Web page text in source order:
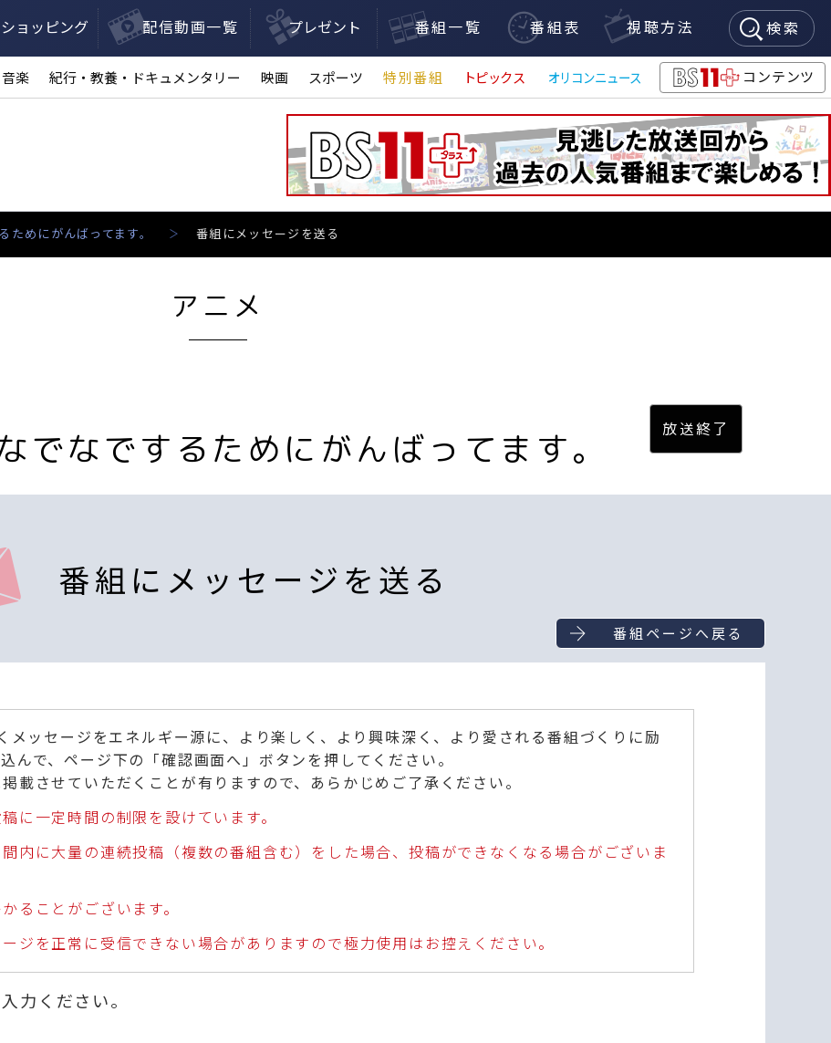
ショッピング 配信動画一覧 プレゼント 番組一覧 番組表 視聴方法 検索
楽 紀行・教養・ドキュメンタリー 映画 スポーツ 特別番組 トピックス
オリコンニュース
BS11+
コンテンツ
ためにがんばってます。 番組にメッセージを送る
アニメ
でなでするためにがんばってます。
番組にメッセージを送る
番組ページへ戻る
メッセージをエネルギー源に、より楽しく、より興味深く、より愛される番組づくりに励
んで、ページ下の「確認画面へ」ボタンを押してください。
載させていただくことが有りますので、あらかじめご了承ください。
に一定時間の制限を設けています。
内に大量の連続投稿（複数の番組含む）をした場合、投稿ができなくなる場合がございま
ることがございます。
ジを正常に受信できない場合がありますので極力使用はお控えください。
力ください。